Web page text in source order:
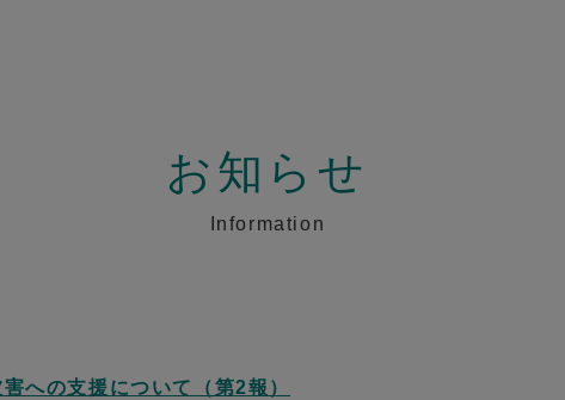
お知らせ
Information
への支援について（第2報）